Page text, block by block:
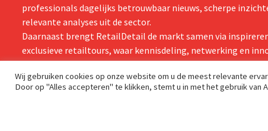
professionals dagelijks betrouwbaar nieuws, scherpe
relevante analyses uit de sector.
Daarnaast brengt RetailDetail de markt samen via
exclusieve retailtours, waar kennisdeling, netwerking en
centraal staan.
Wij gebruiken cookies op onze website om u de meest relevante
Door op "Alles accepteren" te klikken, stemt u in met het gebruik van